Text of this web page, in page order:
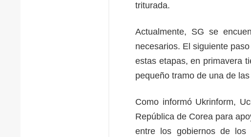
triturada.
Actualmente, SG se
necesarios. El siguiente
estas etapas, en primavera
pequeño tramo de una de
Como informó Ukrinform,
República de Corea para
entre los gobiernos de los